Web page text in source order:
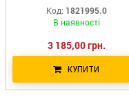
1821995 CLAAS
Код: 1821995.0
В наявності
3 185,00 грн.
КУПИТИ